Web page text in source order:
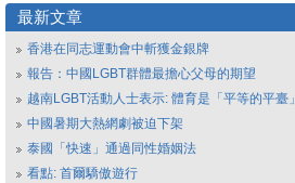
最新文章
香港在同志運動會中斬獲金銀牌
報告：中國LGBT群體最擔心父母的期望
越南LGBT活動人士表示: 體育是「平等的平臺」
中國暑期大熱網劇被迫下架
泰國「快速」通過同性婚姻法
看點: 首爾驕傲遊行